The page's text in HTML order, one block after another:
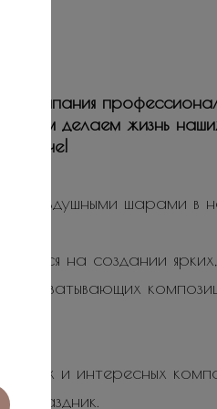
компания
делаем жизнь
и ярче!
воздушными шарами в
на создании ярких,
захватывающих
ярких и интересных
праздник.